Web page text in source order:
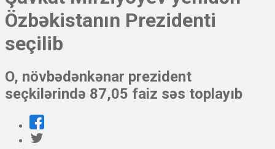
Özbəkistanın Prezidenti
seçilib
O, növbədənkənar prezident
seçkilərində 87,05 faiz səs toplayıb